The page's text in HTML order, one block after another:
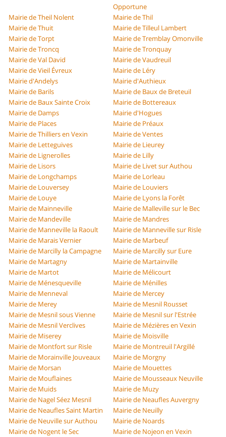
Opportune
Mairie de Theil Nolent
Mairie de Thil
Mairie de Thuit
Mairie de Tilleul Lambert
Mairie de Torpt
Mairie de Tremblay Omonville
Mairie de Troncq
Mairie de Tronquay
Mairie de Val David
Mairie de Vaudreuil
Mairie de Vieil Évreux
Mairie de Léry
Mairie d'Andelys
Mairie d'Authieux
Mairie de Barils
Mairie de Baux de Breteuil
Mairie de Baux Sainte Croix
Mairie de Bottereaux
Mairie de Damps
Mairie d'Hogues
Mairie de Places
Mairie de Préaux
Mairie de Thilliers en Vexin
Mairie de Ventes
Mairie de Letteguives
Mairie de Lieurey
Mairie de Lignerolles
Mairie de Lilly
Mairie de Lisors
Mairie de Livet sur Authou
Mairie de Longchamps
Mairie de Lorleau
Mairie de Louversey
Mairie de Louviers
Mairie de Louye
Mairie de Lyons la Forêt
Mairie de Mainneville
Mairie de Malleville sur le Bec
Mairie de Mandeville
Mairie de Mandres
Mairie de Manneville la Raoult
Mairie de Manneville sur Risle
Mairie de Marais Vernier
Mairie de Marbeuf
Mairie de Marcilly la Campagne
Mairie de Marcilly sur Eure
Mairie de Martagny
Mairie de Martainville
Mairie de Martot
Mairie de Mélicourt
Mairie de Ménesqueville
Mairie de Ménilles
Mairie de Menneval
Mairie de Mercey
Mairie de Merey
Mairie de Mesnil Rousset
Mairie de Mesnil sous Vienne
Mairie de Mesnil sur l'Estrée
Mairie de Mesnil Verclives
Mairie de Mézières en Vexin
Mairie de Miserey
Mairie de Moisville
Mairie de Montfort sur Risle
Mairie de Montreuil l'Argillé
Mairie de Morainville Jouveaux
Mairie de Morgny
Mairie de Morsan
Mairie de Mouettes
Mairie de Mouflaines
Mairie de Mousseaux Neuville
Mairie de Muids
Mairie de Muzy
Mairie de Nagel Séez Mesnil
Mairie de Neaufles Auvergny
Mairie de Neaufles Saint Martin
Mairie de Neuilly
Mairie de Neuville sur Authou
Mairie de Noards
Mairie de Nogent le Sec
Mairie de Nojeon en Vexin